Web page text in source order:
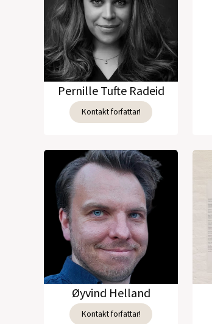
Pernille Tufte Radeid
Kontakt forfattar!
Øyvind Helland
Kontakt forfattar!